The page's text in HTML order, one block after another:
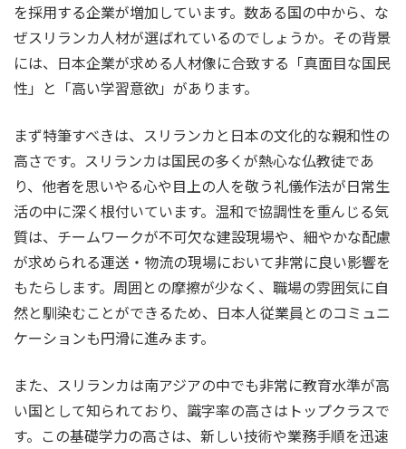
を採用する企業が増加しています。数ある国の中から、な
ぜスリランカ人材が選ばれているのでしょうか。その背景
には、日本企業が求める人材像に合致する「真面目な国民
性」と「高い学習意欲」があります。
まず特筆すべきは、スリランカと日本の文化的な親和性の
高さです。スリランカは国民の多くが熱心な仏教徒であ
り、他者を思いやる心や目上の人を敬う礼儀作法が日常生
活の中に深く根付いています。温和で協調性を重んじる気
質は、チームワークが不可欠な建設現場や、細やかな配慮
が求められる運送・物流の現場において非常に良い影響を
もたらします。周囲との摩擦が少なく、職場の雰囲気に自
然と馴染むことができるため、日本人従業員とのコミュニ
ケーションも円滑に進みます。
また、スリランカは南アジアの中でも非常に教育水準が高
い国として知られており、識字率の高さはトップクラスで
す。この基礎学力の高さは、新しい技術や業務手順を迅速